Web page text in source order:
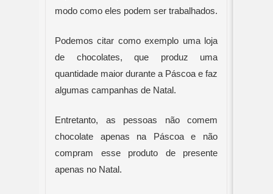
modo como eles podem ser trabalhados.
Podemos citar como exemplo uma loja
de chocolates, que produz uma
quantidade maior durante a Páscoa e faz
algumas campanhas de Natal.
Entretanto, as pessoas não comem
chocolate apenas na Páscoa e não
compram esse produto de presente
apenas no Natal.